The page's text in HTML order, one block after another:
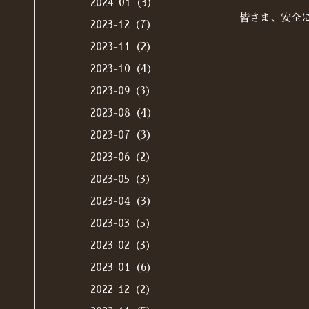
皆さま、安全
2024-01（3）
2023-12（7）
2023-11（2）
2023-10（4）
2023-09（3）
2023-08（4）
2023-07（3）
2023-06（2）
2023-05（3）
2023-04（3）
2023-03（5）
2023-02（3）
2023-01（6）
2022-12（2）